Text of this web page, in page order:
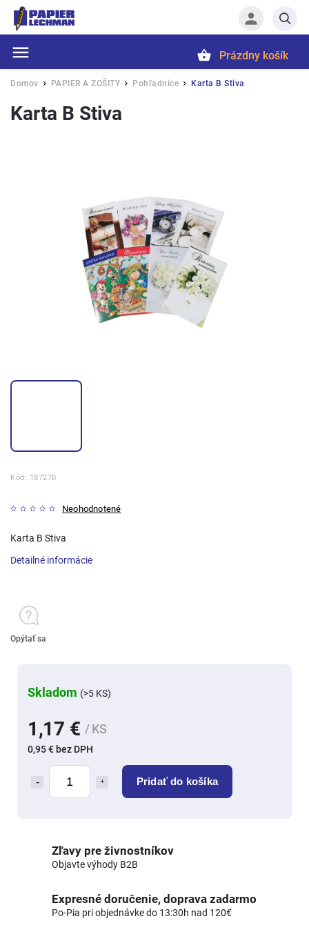
Prázdny košík
Domov / PAPIER A ZOŠITY / Pohľadnice / Karta B Stiva
Karta B Stiva
Kód: 187270
Neohodnotené
1,17 € / KS
0,95 € bez DPH
Pridať do košíka
Skladom (>5 KS)
Karta B Stiva
Detailné informácie
Opýtať sa
Zľavy pre živnostníkov
Objavte výhody B2B
Expresné doručenie, doprava zadarmo
Po-Pia pri objednávke do 13:30h nad 120€